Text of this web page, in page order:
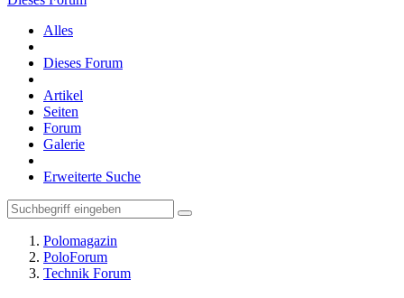
Alles
Dieses Forum
Artikel
Seiten
Forum
Galerie
Erweiterte Suche
Polomagazin
PoloForum
Technik Forum